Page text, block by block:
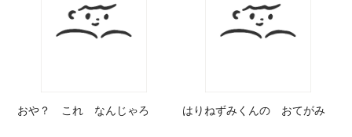
おや？ これ なんじゃろ はりねずみくんの おてがみ